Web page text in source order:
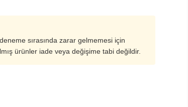
sırasında zarar gelmemesi için
ürünler iade veya değişime tabi değildir.